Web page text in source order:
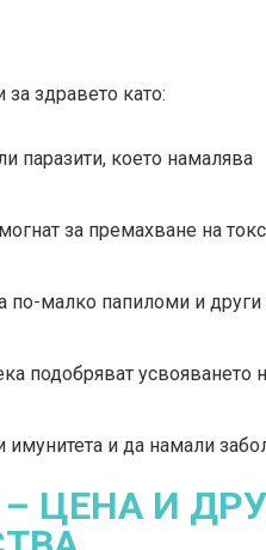
здравето като:
паразити, което намалява
за премахване на
по-малко папиломи и
подобряват усвояването
и да намали
ЦЕНА И